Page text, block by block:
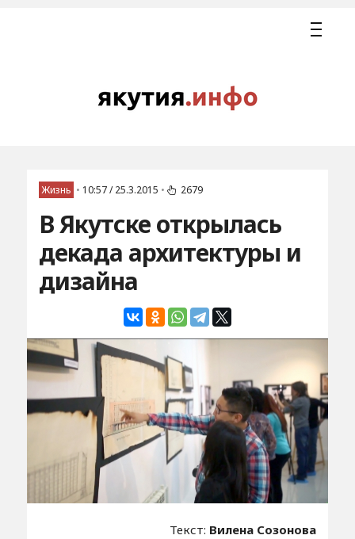
Жизнь • 10:57 / 25.3.2015 • 2679
В Якутске открылась
декада архитектуры и
дизайна
Текст: Вилена Созонова